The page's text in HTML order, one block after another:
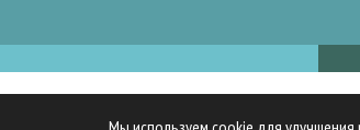
работы нашего сайта, анализа трафика и